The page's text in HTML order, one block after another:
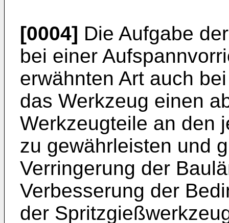
[0004] Die Aufgabe
bei einer
erwähnten Art auch
das Werkzeug einen
Werkzeugteile an den
zu gewährleisten und
Verringerung der
Verbesserung der
der